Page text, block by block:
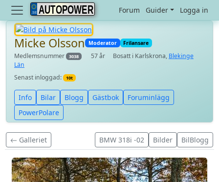
AUTOPOWER Forum Guider Logga in
Micke Olsson Moderator Frilansare
Medlemsnummer 3038 57 år Bosatt i Karlskrona, Blekinge
Län
Senast inloggad:
10t
Info Bilar Blogg Gästbok
Foruminlägg
PowerPolare
Galleriet BMW 318i -02 Bilder BilBlogg